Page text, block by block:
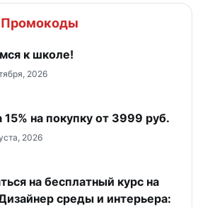
Промокоды
к школе!
2026
15% на покупку от 3999 руб.
2026
на бесплатный курс на
среды и интерьера: